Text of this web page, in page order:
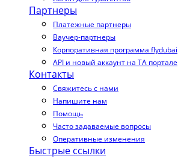
Партнеры
Платежные партнеры
Ваучер-партнеры
Корпоративная программа flydubai
API и новый аккаунт на TA портале
Контакты
Свяжитесь с нами
Напишите нам
Помощь
Часто задаваемые вопросы
Оперативные изменения
Быстрые ссылки